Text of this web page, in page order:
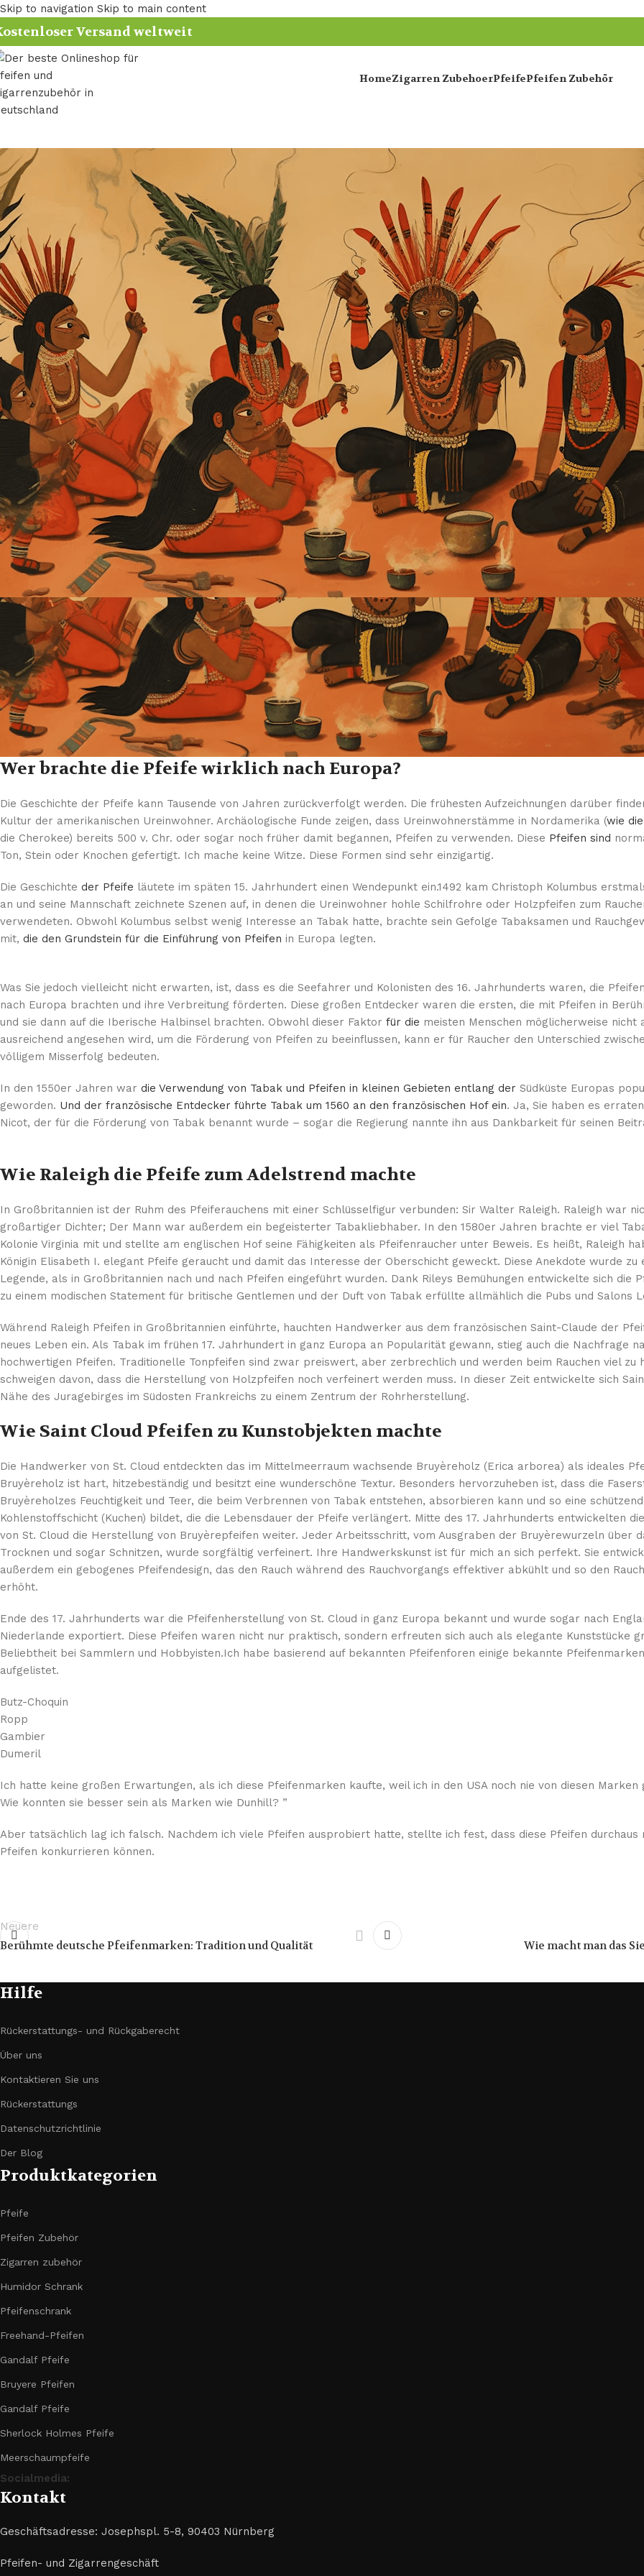
Skip to navigation Skip to main content
Versand weltweit
HomeZigarren ZubehoerPfeifePfeifen Zubehör
UNCATEGORIZED
Die Geschichte der Tabakpfeife
Geschrieben von 保罗·施密特Auf März 6, 2025
Du hast gefragt, welche die besten Pfeifen aller Zeiten sind, und viele behaupten, dassBruyèrepfeifen die besten Holz-
Ich kann verstehen, warum so viele Menschen das denken – ich habe es selbst ausprobiert und die Erfahrung war
Besonders die High-End-Pfeifenhersteller wieDunhill oder die Kunsthandwerker vonMUXIANG
, die ihre Pfeifen als
präsentieren – sehen Sie sich das Bild unten an, das ich von ihrem Produktionsprozess gemacht habe, und wenn Sie
Herstellen der Pfeifen zusehen, werden Sie wissen, wie schwierig es für sie ist, diese handgeschnitzten Pfeifen
gesagt glaube ich, dass ich zum ersten Mal seit so langer Zeit den Produktionsprozess wunderschöner Handwerkskunst
habe, und ich möchte ihnen einfach aus tiefstem Herzen meinen Dank aussprechen
Wer brachte die Pfeife wirklich nach Europa?
Die Geschichte der Pfeife kann Tausende von Jahren zurückverfolgt werden. Die frühesten Aufzeichnungen darüber
Kultur der amerikanischen Ureinwohner. Archäologische Funde zeigen, dass Ureinwohnerstämme in Nordamerika (wie die
die Cherokee) bereits 500 v. Chr. oder sogar noch früher damit begannen, Pfeifen zu verwenden. Diese Pfeifen sind
Ton, Stein oder Knochen gefertigt. Ich mache keine Witze. Diese Formen sind sehr einzigartig.
Die Geschichte der Pfeife läutete im späten 15. Jahrhundert einen Wendepunkt ein.1492 kam Christoph Kolumbus
an und seine Mannschaft zeichnete Szenen auf, in denen die Ureinwohner hohle Schilfrohre oder Holzpfeifen zum
verwendeten. Obwohl Kolumbus selbst wenig Interesse an Tabak hatte, brachte sein Gefolge Tabaksamen und
mit, die den Grundstein für die Einführung von Pfeifen in Europa legten.
Was Sie jedoch vielleicht nicht erwarten, ist, dass es die Seefahrer und Kolonisten des 16. Jahrhunderts waren, die
nach Europa brachten und ihre Verbreitung förderten. Diese großen Entdecker waren die ersten, die mit Pfeifen in
und sie dann auf die Iberische Halbinsel brachten. Obwohl dieser Faktor für die meisten Menschen möglicherweise nicht
ausreichend angesehen wird, um die Förderung von Pfeifen zu beeinflussen, kann er für Raucher den Unterschied
völligem Misserfolg bedeuten.
In den 1550er Jahren war die Verwendung von Tabak und Pfeifen in kleinen Gebieten entlang der Südküste Europas
geworden. Und der französische Entdecker führte Tabak um 1560 an den französischen Hof ein. Ja, Sie haben es
Nicot, der für die Förderung von Tabak benannt wurde – sogar die Regierung nannte ihn aus Dankbarkeit für seinen
Wie Raleigh die Pfeife zum Adelstrend machte
In Großbritannien ist der Ruhm des Pfeiferauchens mit einer Schlüsselfigur verbunden: Sir Walter Raleigh. Raleigh war
großartiger Dichter; Der Mann war außerdem ein begeisterter Tabakliebhaber. In den 1580er Jahren brachte er viel
Kolonie Virginia mit und stellte am englischen Hof seine Fähigkeiten als Pfeifenraucher unter Beweis. Es heißt, Raleigh
Königin Elisabeth I. elegant Pfeife geraucht und damit das Interesse der Oberschicht geweckt. Diese Anekdote wurde zu
Legende, als in Großbritannien nach und nach Pfeifen eingeführt wurden. Dank Rileys Bemühungen entwickelte sich die
zu einem modischen Statement für britische Gentlemen und der Duft von Tabak erfüllte allmählich die Pubs und Salons
Während Raleigh Pfeifen in Großbritannien einführte, hauchten Handwerker aus dem französischen Saint-Claude der
neues Leben ein. Als Tabak im frühen 17. Jahrhundert in ganz Europa an Popularität gewann, stieg auch die Nachfrage
hochwertigen Pfeifen. Traditionelle Tonpfeifen sind zwar preiswert, aber zerbrechlich und werden beim Rauchen viel zu
schweigen davon, dass die Herstellung von Holzpfeifen noch verfeinert werden muss. In dieser Zeit entwickelte sich
Nähe des Juragebirges im Südosten Frankreichs zu einem Zentrum der Rohrherstellung.
Wie Saint Cloud Pfeifen zu Kunstobjekten machte
Die Handwerker von St. Cloud entdeckten das im Mittelmeerraum wachsende Bruyèreholz (Erica arborea) als ideales
Bruyèreholz ist hart, hitzebeständig und besitzt eine wunderschöne Textur. Besonders hervorzuheben ist, dass die
Bruyèreholzes Feuchtigkeit und Teer, die beim Verbrennen von Tabak entstehen, absorbieren kann und so eine
Kohlenstoffschicht (Kuchen) bildet, die die Lebensdauer der Pfeife verlängert. Mitte des 17. Jahrhunderts entwickelten
von St. Cloud die Herstellung von Bruyèrepfeifen weiter. Jeder Arbeitsschritt, vom Ausgraben der Bruyèrewurzeln über
Trocknen und sogar Schnitzen, wurde sorgfältig verfeinert. Ihre Handwerkskunst ist für mich an sich perfekt. Sie
außerdem ein gebogenes Pfeifendesign, das den Rauch während des Rauchvorgangs effektiver abkühlt und so den
erhöht.
Ende des 17. Jahrhunderts war die Pfeifenherstellung von St. Cloud in ganz Europa bekannt und wurde sogar nach
Niederlande exportiert. Diese Pfeifen waren nicht nur praktisch, sondern erfreuten sich auch als elegante Kunststücke
Beliebtheit bei Sammlern und Hobbyisten.Ich habe basierend auf bekannten Pfeifenforen einige bekannte
aufgelistet.
Butz-Choquin
Ropp
Gambier
Dumeril
Ich hatte keine großen Erwartungen, als ich diese Pfeifenmarken kaufte, weil ich in den USA noch nie von diesen Marken
Wie konnten sie besser sein als Marken wie Dunhill? ”
Aber tatsächlich lag ich falsch. Nachdem ich viele Pfeifen ausprobiert hatte, stellte ich fest, dass diese Pfeifen durchaus
Pfeifen konkurrieren können.
Neuere
Berühmte deutsche Pfeifenmarken: Tradition und Qualität Wie macht man das
Hilfe
Rückerstattungs- und Rückgaberecht
Über uns
Kontaktieren Sie uns
Rückerstattungs
Datenschutzrichtlinie
Der Blog
Produktkategorien
Pfeife
Pfeifen Zubehör
Zigarren zubehör
Humidor Schrank
Pfeifenschrank
Freehand-Pfeifen
Gandalf Pfeife
Bruyere Pfeifen
Gandalf Pfeife
Sherlock Holmes Pfeife
Meerschaumpfeife
Socialmedia:
Kontakt
Geschäftsadresse: Josephspl. 5-8, 90403 Nürnberg
Pfeifen- und Zigarrengeschäft